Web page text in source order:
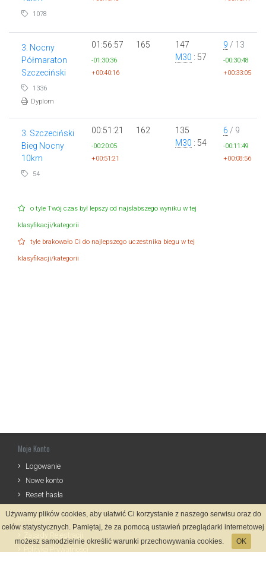
1078
3. Nocny
Półmaraton
Szczeciński
1336
Dyplom
01:56:57
-01:30:36
+00:40:16
165
147
M30 : 57
9 / 13
-00:30:48
+00:33:05
3. Szczeciński
Bieg Nocny
10km
54
00:51:21
-00:20:05
+00:51:21
162
135
M30 : 54
6 / 9
-00:11:49
+00:08:56
o tyle Twój czas był lepszy od najsłabszego wyniku w tej
klasyfikacji/kategorii
tyle brakowało Ci do najlepszego uczestnika biegu w tej
klasyfikacji/kategorii
Moje Konto
Logowanie
Nowe konto
Reset hasła
Informacje
Używamy plików cookies, aby ułatwić Ci korzystanie z naszego serwisu oraz do
celów statystycznych. Pamiętaj, że za pomocą ustawień przeglądarki internetowej
możesz samodzielnie określić warunki przechowywania cookies.
OK